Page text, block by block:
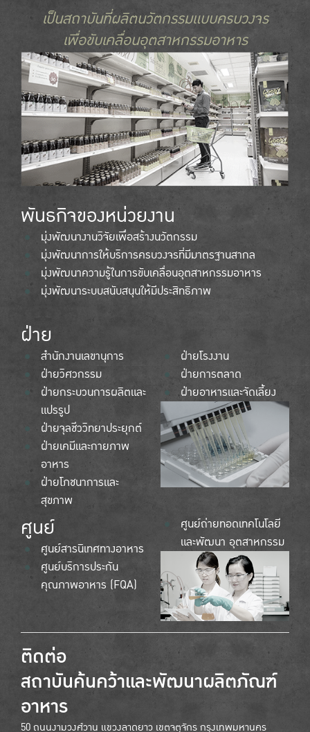
เป็นสถาบันที่ผลิตนวัตกรรมแบบครบวงจร
เพื่อขับเคลื่อนอุตสาหกรรมอาหาร
พันธกิจของหน่วยงาน
มุ่งพัฒนางานวิจัยเพื่อสร้างนวัตกรรม
มุ่งพัฒนาการให้บริการครบวงจรที่มีมาตรฐานสากล
มุ่งพัฒนาความรู้ในการขับเคลื่อนอุตสาหกรรมอาหาร
มุ่งพัฒนาระบบสนับสนุนให้มีประสิทธิภาพ
ฝ่าย
สำนักงานเลขานุการ
ฝ่ายวิศวกรรม
ฝ่ายกระบวนการผลิตและ
แปรรูป
ฝ่ายจุลชีววิทยาประยุกต์
ฝ่ายเคมีและกายภาพ
อาหาร
ฝ่ายโภชนาการและ
สุขภาพ
ฝ่ายโรงงาน
ฝ่ายการตลาด
ฝ่ายอาหารและจัดเลี้ยง
ศูนย์
ศูนย์สารนิเทศทางอาหาร
ศูนย์บริการประกัน
คุณภาพอาหาร (FQA)
ศูนย์ถ่ายทอดเทคโนโลยี
และพัฒนา อุตสาหกรรม
ติดต่อ
สถาบันค้นคว้าและพัฒนาผลิตภัณฑ์
อาหาร
50 ถนนงามวงศ์วาน แขวงลาดยาว เขตจตุจักร กรุงเทพมหานคร